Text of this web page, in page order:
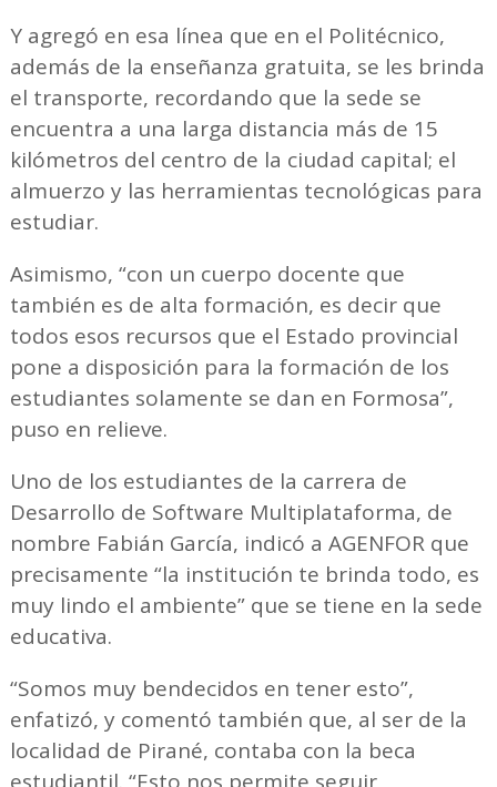
Y agregó en esa línea que en el Politécnico,
además de la enseñanza gratuita, se les brinda
el transporte, recordando que la sede se
encuentra a una larga distancia más de 15
kilómetros del centro de la ciudad capital; el
almuerzo y las herramientas tecnológicas para
estudiar.
Asimismo, “con un cuerpo docente que
también es de alta formación, es decir que
todos esos recursos que el Estado provincial
pone a disposición para la formación de los
estudiantes solamente se dan en Formosa”,
puso en relieve.
Uno de los estudiantes de la carrera de
Desarrollo de Software Multiplataforma, de
nombre Fabián García, indicó a AGENFOR que
precisamente “la institución te brinda todo, es
muy lindo el ambiente” que se tiene en la sede
educativa.
“Somos muy bendecidos en tener esto”,
enfatizó, y comentó también que, al ser de la
localidad de Pirané, contaba con la beca